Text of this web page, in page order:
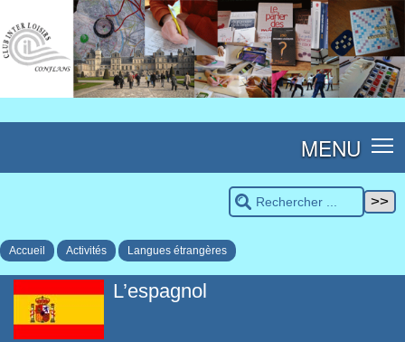
MENU
Accueil Activités Langues étrangères
L’espagnol